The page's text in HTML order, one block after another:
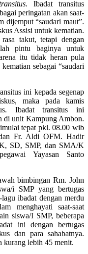
Ibadat transitus
peringatan akan saat-
dijemput “saudari maut”.
Assisi untuk kematian.
takut, tetapi dengan
pintu baginya untuk
itu tidak heran pula
sebagai “saudari
ini kepada segenap
maka pada kamis
Ibadat transitus ini
di unit Kampung Ambon.
tepat pkl. 08.00 wib
Fr. Aldi OFM. Hadir
SD, SMP, dan SMA/K
Yayasan Santo
bimbingan Rm. John
i SMP yang bertugas
ibadat dengan merdu
menghayati saat-saat
siswa/I SMP, beberapa
ini dengan bertugas
dan para sahabatnya.
kurang lebih 45 menit.